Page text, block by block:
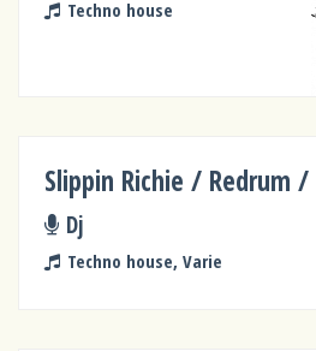
Techno house
Slippin Richie / Redrum
Dj
Techno house, Varie